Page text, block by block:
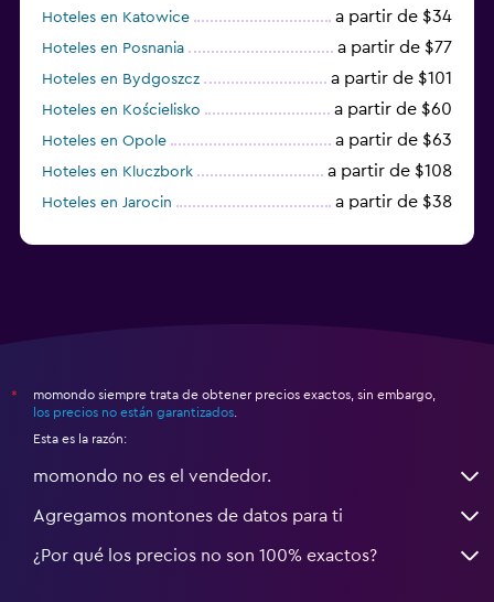
Hoteles en Katowice a partir de $34
Hoteles en Posnania a partir de $77
Hoteles en Bydgoszcz a partir de $101
Hoteles en Kościelisko a partir de $60
Hoteles en Opole a partir de $63
Hoteles en Kluczbork a partir de $108
Hoteles en Jarocin a partir de $38
*
momondo siempre trata de obtener precios exactos, sin embargo,
los precios no están garantizados
Esta es la razón:
momondo no es el vendedor.
Agregamos montones de datos para ti
¿Por qué los precios no son 100% exactos?